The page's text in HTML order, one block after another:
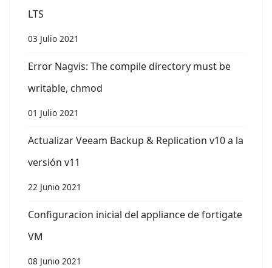
LTS
03 Julio 2021
Error Nagvis: The compile directory must be
writable, chmod
01 Julio 2021
Actualizar Veeam Backup & Replication v10 a la
versión v11
22 Junio 2021
Configuracion inicial del appliance de fortigate
VM
08 Junio 2021